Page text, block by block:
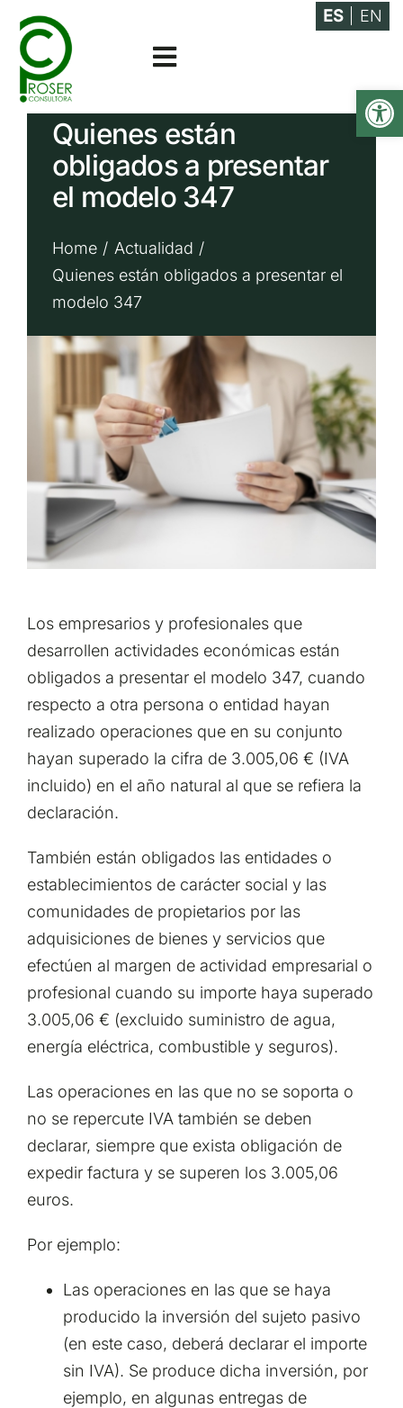
Abrir
Saltar
contenido
Toggle
Asesoramiento
Especialidades
Empresa
Contacto
Quienes están
obligados a presentar
el modelo 347
Home
Actualidad
Quienes están obligados a presentar el
modelo 347
Los empresarios y profesionales que
desarrollen actividades económicas están
obligados a presentar el modelo 347, cuando
respecto a otra persona o entidad hayan
realizado operaciones que en su conjunto
hayan superado la cifra de 3.005,06 € (IVA
incluido) en el año natural al que se refiera la
declaración.
También están obligados las entidades o
establecimientos de carácter social y las
comunidades de propietarios por las
adquisiciones de bienes y servicios que
efectúen al margen de actividad empresarial o
profesional cuando su importe haya superado
3.005,06 € (excluido suministro de agua,
energía eléctrica, combustible y seguros).
Las operaciones en las que no se soporta o
no se repercute IVA también se deben
declarar, siempre que exista obligación de
expedir factura y se superen los 3.005,06
euros.
Por ejemplo:
Las operaciones en las que se haya
producido la inversión del sujeto pasivo
(en este caso, deberá declarar el importe
sin IVA). Se produce dicha inversión, por
ejemplo, en algunas entregas de
ES EN